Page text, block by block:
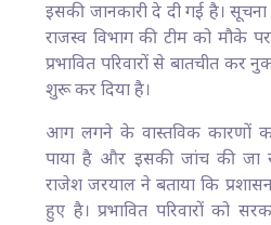
इसकी जानकारी दे दी गई है।
राजस्व विभाग की टीम को मौके
प्रभावित परिवारों से बातचीत
शुरू कर दिया है।
आग लगने के वास्तविक कारणों
पाया है और इसकी जांच की जा
राजेश जरयाल ने बताया कि
हुए है। प्रभावित परिवारों को